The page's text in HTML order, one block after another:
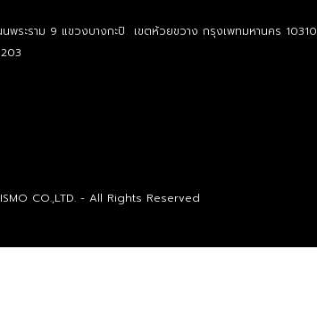
พระราม 9 แขวงบางกะปิ เขตห้วยขวาง กรุงเพทมหานคร 10310
CO.,LTD. - All Rights Reserved